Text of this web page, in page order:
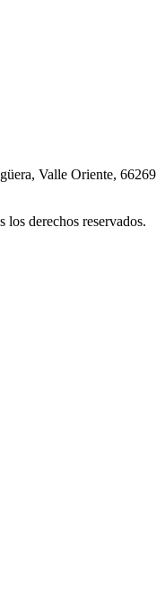
Valle Oriente, 66269
derechos reservados.